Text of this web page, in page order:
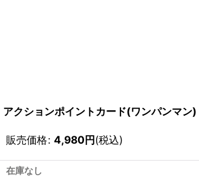
アクションポイントカード(ワンパンマン)
販売価格: 4,980円(税込)
在庫なし